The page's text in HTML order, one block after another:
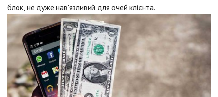
блок, не дуже нав'язливий для очей клієнта.